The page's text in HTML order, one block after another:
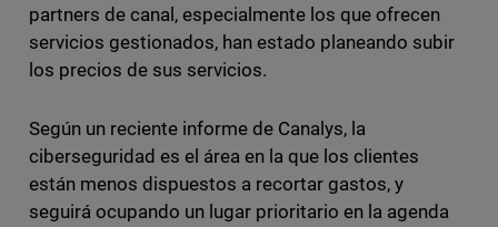
partners de canal, especialmente los que ofrecen
servicios gestionados, han estado planeando subir
los precios de sus servicios.
Según un reciente informe de Canalys, la
ciberseguridad es el área en la que los clientes
están menos dispuestos a recortar gastos, y
seguirá ocupando un lugar prioritario en la agenda